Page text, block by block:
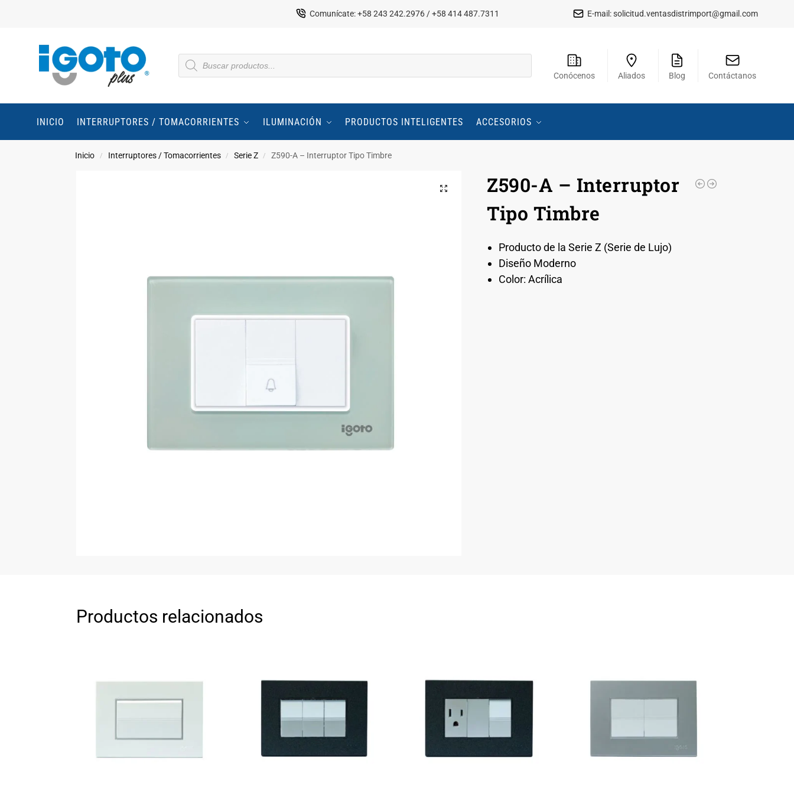
Comunícate: +58 243 242.2976 / +58 414 487.7311 E-mail:solicitud.ventasdistrimport@gmail.com
Conócenos Aliados Blog Contáctanos
INICIO INTERRUPTORES / TOMACORRIENTES ILUMINACIÓN PRODUCTOS INTELIGENTES ACCESORIOS
Inicio / Interruptores / Tomacorrientes / Serie Z / Z590-A – Interruptor Tipo Timbre
Z590-A – Interruptor
Tipo Timbre
Producto de la Serie Z (Serie de Lujo)
Diseño Moderno
Color: Acrílica
Productos relacionados